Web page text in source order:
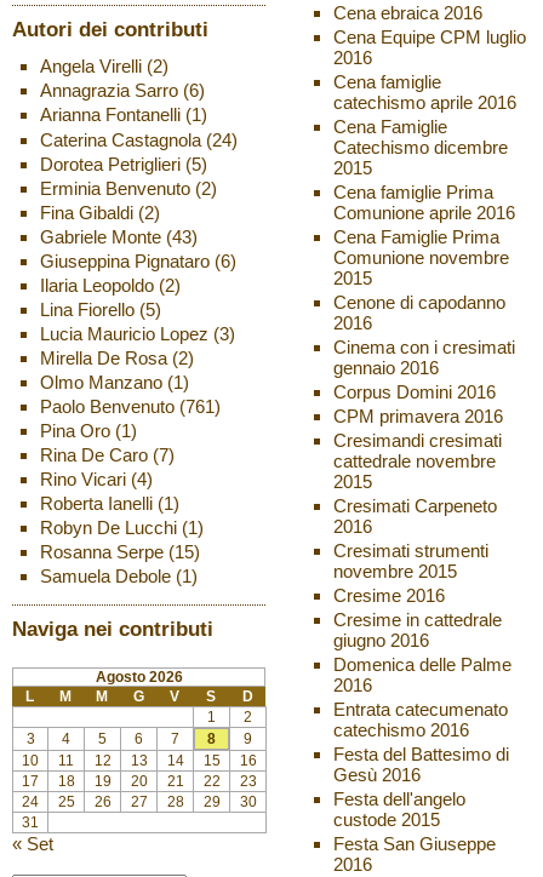
Autori dei contributi
Angela Virelli(2)
Annagrazia Sarro(6)
Arianna Fontanelli(1)
Caterina Castagnola(24)
Dorotea Petriglieri(5)
Erminia Benvenuto(2)
Fina Gibaldi(2)
Gabriele Monte(43)
Giuseppina Pignataro(6)
Ilaria Leopoldo(2)
Lina Fiorello(5)
Lucia Mauricio Lopez (3)
Mirella De Rosa(2)
Olmo Manzano(1)
Paolo Benvenuto(761)
Pina Oro(1)
Rina De Caro(7)
Rino Vicari(4)
Roberta Ianelli(1)
Robyn De Lucchi(1)
Rosanna Serpe(15)
Samuela Debole(1)
Naviga nei contributi
Agosto 2026
L
M M G V S
D
1
2
3
4 5 6 7 8
9
10
11 12 13 14 15
16
17
18 19 20 21 22
23
24
25 26 27 28 29
30
31
« Set
Cena ebraica 2016
Cena Equipe CPM luglio
2016
Cena famiglie
catechismo aprile 2016
Cena Famiglie
Catechismo dicembre
2015
Cena famiglie Prima
Comunione aprile 2016
Cena Famiglie Prima
Comunione novembre
2015
Cenone di capodanno
2016
Cinema con i cresimati
gennaio 2016
Corpus Domini 2016
CPM primavera 2016
Cresimandi cresimati
cattedrale novembre
2015
Cresimati Carpeneto
2016
Cresimati strumenti
novembre 2015
Cresime 2016
Cresime in cattedrale
giugno 2016
Domenica delle Palme
2016
Entrata catecumenato
catechismo 2016
Festa del Battesimo di
Gesù 2016
Festa dell'angelo
custode 2015
Festa San Giuseppe
2016